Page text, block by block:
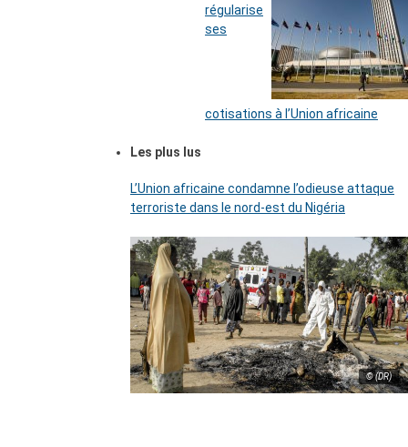
régularise
ses
cotisations à l’Union africaine
Les plus lus
L’Union africaine condamne l’odieuse attaque
terroriste dans le nord-est du Nigéria
© (DR)